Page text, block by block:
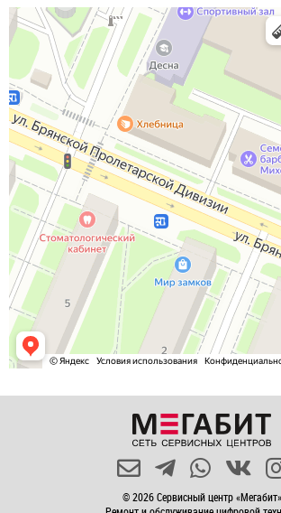
© 2026 Сервисный центр «Мегабит»